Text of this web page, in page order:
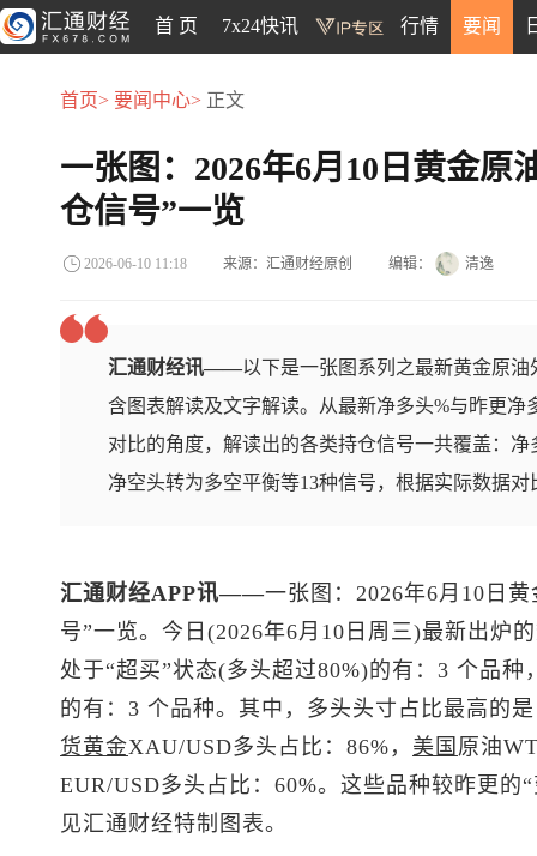
首 页 7x24快讯 行情 要闻
首页> 要闻中心> 正文
一张图：2026年6月10日黄金原
仓信号”一览
2026-06-10 11:18 来源：汇通财经原创 编辑： 清逸
汇通财经讯——以下是一张图系列之最新黄金原
含图表解读及文字解读。从最新净多头%与昨更
对比的角度，解读出的各类持仓信号一共覆盖：
净空头转为多空平衡等13种信号，根据实际数据
汇通财经APP讯——一张图：2026年6月10日黄
号”一览。今日(2026年6月10日周三)最新出炉
处于“超买”状态(多头超过80%)的有：3 个品
的有：3 个品种。其中，多头头寸占比最高的
货黄金XAU/USD多头占比：86%， 美国 原油
EUR/USD多头占比：60%。这些品种较昨更的
见汇通财经特制图表。